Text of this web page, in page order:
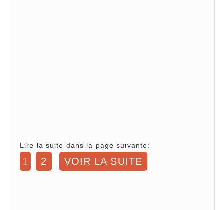
Lire la suite dans la page suivante:
1 2 VOIR LA SUITE